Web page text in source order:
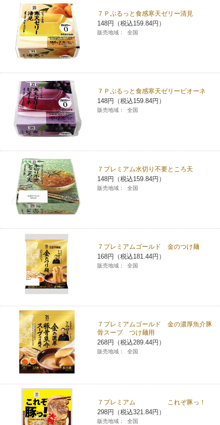
７Ｐぷるっと食感寒天ゼリー清見
148円（税込159.84円）
販売地域： 全国
７Ｐぷるっと食感寒天ゼリーピオーネ
148円（税込159.84円）
販売地域： 全国
７プレミアム水切り不要ところ天
148円（税込159.84円）
販売地域： 全国
７プレミアムゴールド 金のつけ麺
168円（税込181.44円）
販売地域： 全国
７プレミアムゴールド 金の濃厚魚介豚
骨スープ つけ麺用
268円（税込289.44円）
販売地域： 全国
７プレミアム これぞ豚っ！
298円（税込321.84円）
販売地域： 全国